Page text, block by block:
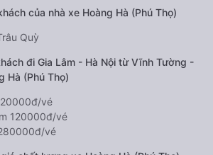
của nhà xe Hoàng Hà (Phú Thọ)
Quỳ
đi Gia Lâm - Hà Nội từ Vĩnh Tường -
Hà (Phú Thọ)
vé
120000đ/vé
vé